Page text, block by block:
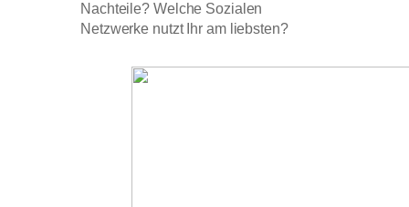
Nachteile? Welche Sozialen
Netzwerke nutzt Ihr am liebsten?